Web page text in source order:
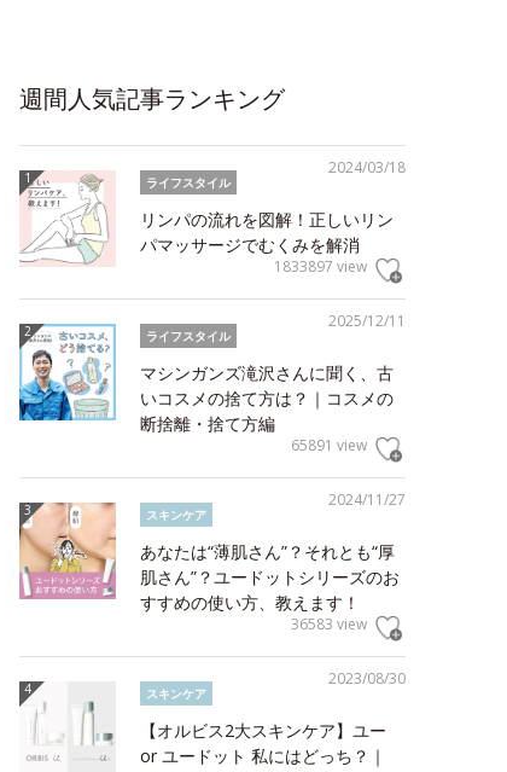
週間人気記事ランキング
2024/03/18
ライフスタイル
リンパの流れを図解！正しいリン
パマッサージでむくみを解消
1833897 view
2025/12/11
ライフスタイル
マシンガンズ滝沢さんに聞く、古
いコスメの捨て方は？｜コスメの
断捨離・捨て方編
65891 view
2024/11/27
スキンケア
あなたは“薄肌さん”？それとも“厚
肌さん”？ユードットシリーズのお
すすめの使い方、教えます！
36583 view
2023/08/30
スキンケア
【オルビス2大スキンケア】ユー
or ユードット 私にはどっち？｜